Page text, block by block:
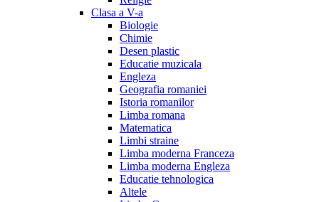
Clasa a V-a
Biologie
Chimie
Desen plastic
Educatie muzicala
Engleza
Geografia romaniei
Istoria romanilor
Limba romana
Matematica
Limbi straine
Limba moderna Franceza
Limba moderna Engleza
Educatie tehnologica
Altele